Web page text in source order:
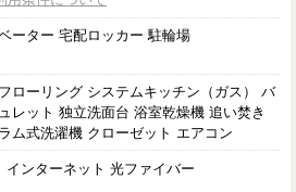
ーター 宅配ロッカー 駐輪場
ローリング システムキッチン（ガス） バ
レット 独立洗面台 浴室乾燥機 追い焚き
ム式洗濯機 クローゼット エアコン
インターネット 光ファイバー